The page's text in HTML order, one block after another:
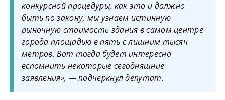
конкурсной процедуры, как это и должно
быть по закону, мы узнаем истинную
рыночную стоимость здания в самом центре
города площадью в пять с лишним тысяч
метров. Вот тогда будет интересно
вспомнить некоторые сегодняшние
заявления», — подчеркнул депутат.